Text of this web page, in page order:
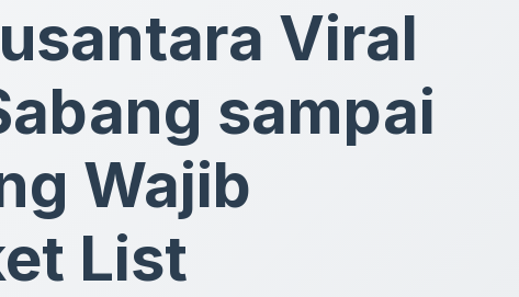
Viral
sampai
Wajib
List